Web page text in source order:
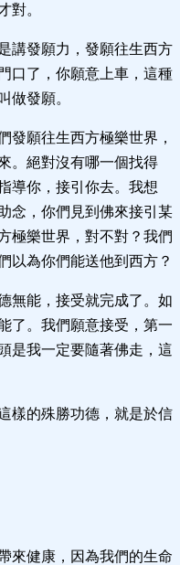
對。
講發願力，發願往生西方
口了，你願意上車，這種
做發願。
發願往生西方極樂世界，
。絕對沒有哪一個找得
導你，接引你去。我想
念，你們見到佛來接引某
極樂世界，對不對？我們
以為你們能送他到西方？
無能，接受就完成了。如
了。我們願意接受，第一
是我一定要隨著佛走，這
樣的殊勝功德，就是於信
來健康，因為我們的生命